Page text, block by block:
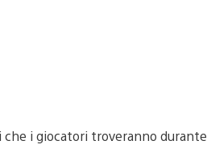
i giocatori troveranno durante